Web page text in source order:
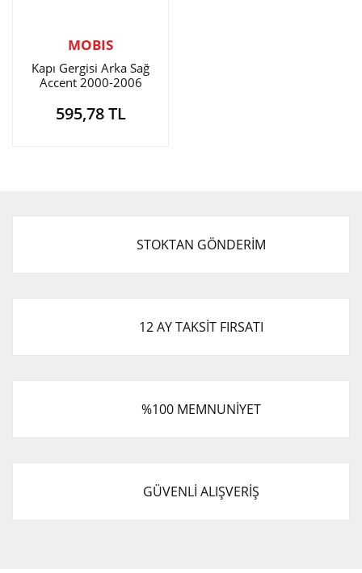
MOBIS
Kapı Gergisi Arka Sağ
Accent 2000-2006
595,78 TL
STOKTAN GÖNDERİM
12 AY TAKSİT FIRSATI
%100 MEMNUNİYET
GÜVENLİ ALIŞVERİŞ